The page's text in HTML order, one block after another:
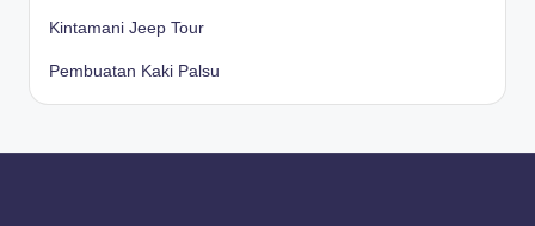
Kintamani Jeep Tour
Pembuatan Kaki Palsu